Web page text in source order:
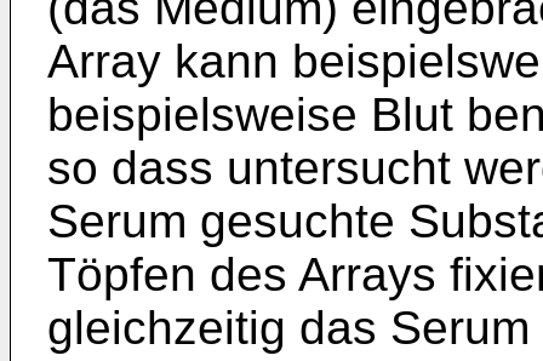
Array kann
beispielsweise Blut
so dass untersucht
Serum gesuchte
Töpfen des Arrays
gleichzeitig das